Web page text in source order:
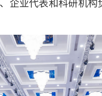
企业代表和科研机